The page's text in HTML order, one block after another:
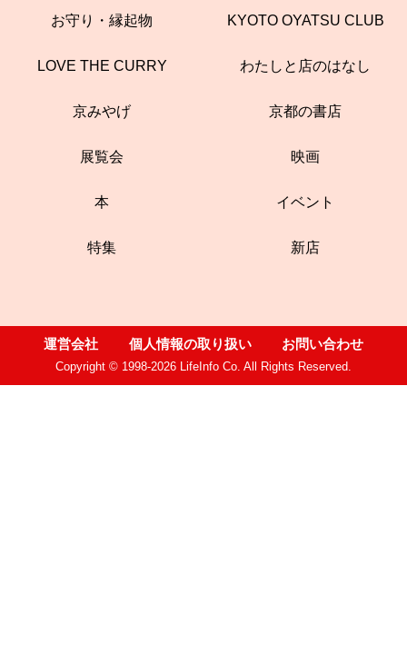
お守り・縁起物 KYOTO OYATSU CLUB
LOVE THE CURRY わたしと店のはなし
京みやげ 京都の書店
展覧会 映画
本 イベント
特集 新店
運営会社 個人情報の取り扱い お問い合わせ
Copyright © 1998-2026 LifeInfo Co. All Rights Reserved.